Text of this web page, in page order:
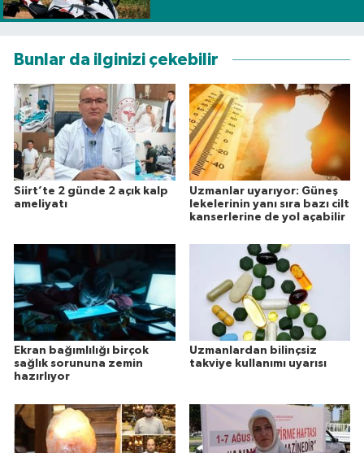
Bunlar da ilginizi çekebilir
Siirt’te 2 günde 2 açık kalp
ameliyatı
Uzmanlar uyarıyor: Güneş
lekelerinin yanı sıra bazı cilt
kanserlerine de yol açabilir
Ekran bağımlılığı birçok
sağlık sorununa zemin
hazırlıyor
Uzmanlardan bilinçsiz
takviye kullanımı uyarısı